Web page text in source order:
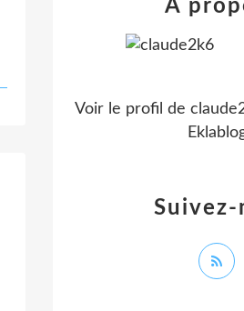
Suivez-
À
Voir le profil de